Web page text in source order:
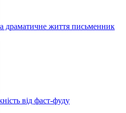
драматичне життя письменник
від фаст-фуду